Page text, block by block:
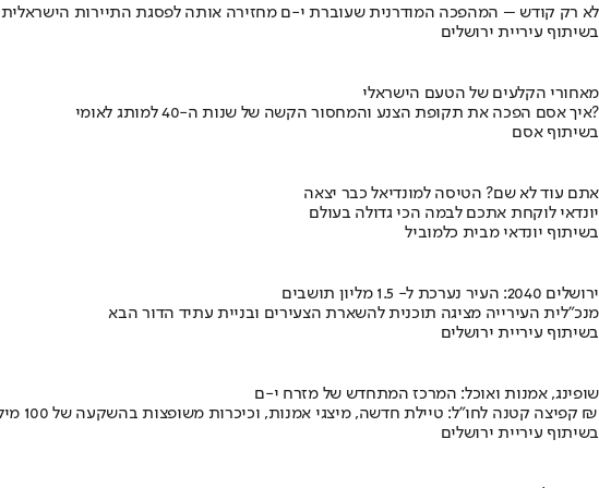
לא רק קודש – המהפכה המודרנית שעוברת י-ם מחזירה אותה לפסגת התיירות הישראלית
בשיתוף עיריית ירושלים
מאחורי הקלעים של הטעם הישראלי
איך אסם הפכה את תקופת הצנע והמחסור הקשה של שנות ה-40 למותג לאומי?
בשיתוף אסם
אתם עוד לא שם? הטיסה למונדיאל כבר יצאה
יונדאי לוקחת אתכם לבמה הכי גדולה בעולם
בשיתוף יונדאי מבית כלמוביל
ירושלים 2040: העיר נערכת ל- 1.5 מליון תושבים
מנכ"לית העירייה מציגה תוכנית להשארת הצעירים ובניית עתיד הדור הבא
בשיתוף עיריית ירושלים
שופינג, אמנות ואוכל: המרכז המתחדש של מזרח י-ם
קפיצה קטנה לחו"ל: טיילת חדשה, מיצגי אמנות, וכיכרות משופצות בהשקעה של 100 מיליון ₪
בשיתוף עיריית ירושלים